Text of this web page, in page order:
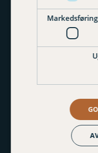
Varig Orkla Forsikring
Tverradkomsten 23,
Sluppenvegen 12E.
post@varigorkla.no
Markedsføring